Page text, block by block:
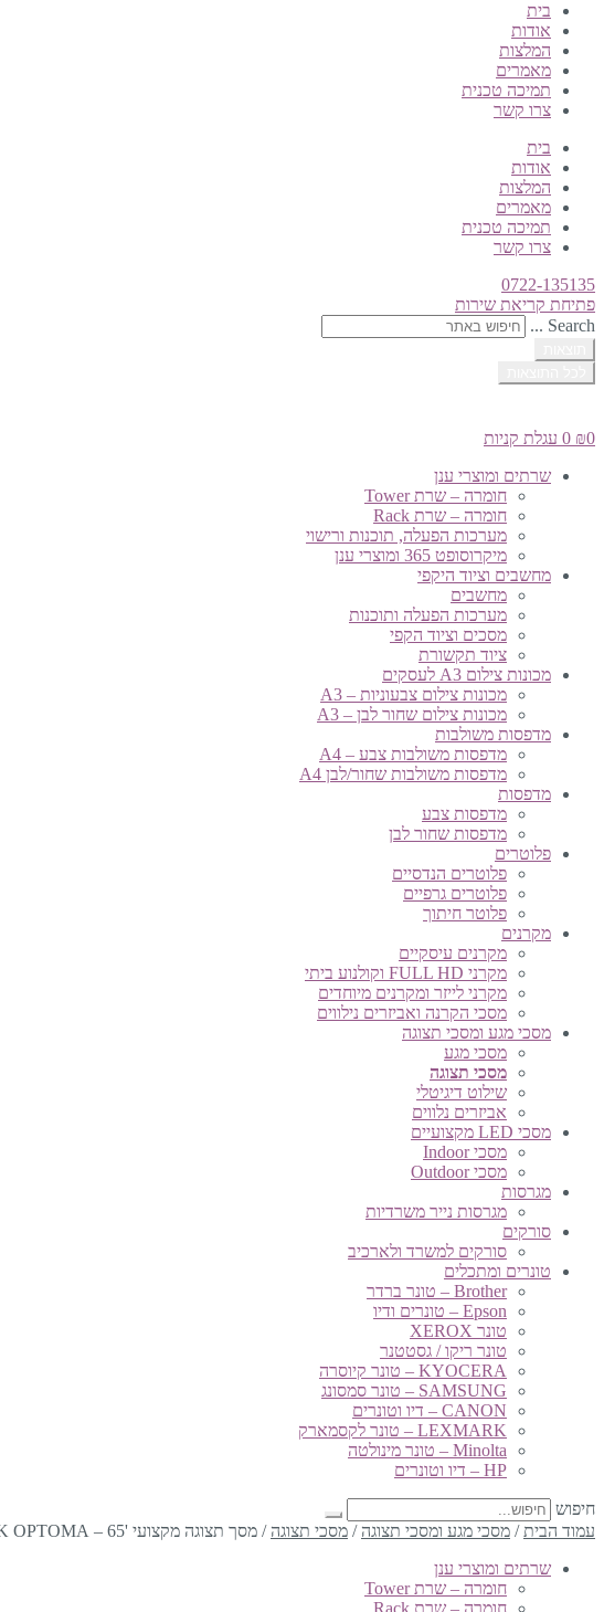
בית
אודות
המלצות
מאמרים
תמיכה טכנית
צרו קשר
בית
אודות
המלצות
מאמרים
תמיכה טכנית
צרו קשר
0722-135135
פתיחת קריאת שירות
Search ...
₪0
0 עגלת קניות
שרתים ומוצרי ענן
חומרה – שרת Tower
חומרה – שרת Rack
מערכות הפעלה, תוכנות ורישוי
מיקרוסופט 365 ומוצרי ענן
מחשבים וציוד היקפי
מחשבים
מערכות הפעלה ותוכנות
מסכים וציוד הקפי
ציוד תקשורת
מכונות צילום A3 לעסקים
מכונות צילום צבעוניות – A3
מכונות צילום שחור לבן – A3
מדפסות משולבות
מדפסות משולבות צבע – A4
מדפסות משולבות שחור/לבן A4
מדפסות
מדפסות צבע
מדפסות שחור לבן
פלוטרים
פלוטרים הנדסיים
פלוטרים גרפיים
פלוטר חיתוך
מקרנים
מקרנים עיסקיים
מקרני FULL HD וקולנוע ביתי
מקרני לייזר ומקרנים מיוחדים
מסכי הקרנה ואביזרים נילווים
מסכי מגע ומסכי תצוגה
מסכי מגע
מסכי תצוגה
שילוט דיגיטלי
אביזרים נלווים
מסכי LED מקצועיים
מסכי Indoor
מסכי Outdoor
מגרסות
מגרסות נייר משרדיות
סורקים
סורקים למשרד ולארכיב
טונרים ומתכלים
Brother – טונר ברדר
Epson – טונרים ודיו
טונר XEROX
טונר ריקו / גסטטנר
KYOCERA – טונר קיוסרה
SAMSUNG – טונר סמסונג
CANON – דיו וטונרים
LEXMARK – טונר לקסמארק
Minolta – טונר מינולטה
HP – דיו וטונרים
חיפוש
עמוד הבית / מסכי מגע ומסכי תצוגה / מסכי תצוגה / מסך תצוגה מקצועי '65 – N3651K OPTOMA
שרתים ומוצרי ענן
חומרה – שרת Tower
חומרה – שרת Rack